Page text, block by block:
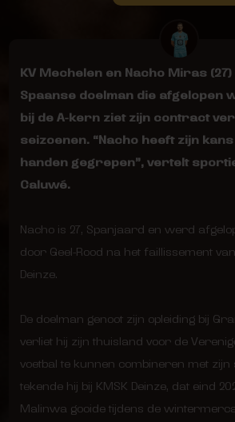
KV Mechelen en Nacho Miras
Spaanse doelman die afgelopen
bij de A-kern ziet zijn contract
seizoenen. “Nacho heeft zijn
handen gegrepen”, vertelt
Caluwé.
Nacho is 27, Spanjaard en werd
door Geel-Rood na het faillissement
Deinze.
De doelman genoot zijn opleiding bij
verliet hij zijn thuisland voor de
voetbal te kunnen combineren met zijn
tekende hij bij KMSK Deinze, dat eind
Malinwa gooide tijdens de